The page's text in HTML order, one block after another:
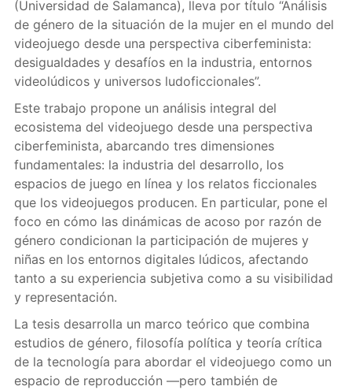
(Universidad de Salamanca), lleva por título “Análisis
de género de la situación de la mujer en el mundo del
videojuego desde una perspectiva ciberfeminista:
desigualdades y desafíos en la industria, entornos
videolúdicos y universos ludoficcionales”.
Este trabajo propone un análisis integral del
ecosistema del videojuego desde una perspectiva
ciberfeminista, abarcando tres dimensiones
fundamentales: la industria del desarrollo, los
espacios de juego en línea y los relatos ficcionales
que los videojuegos producen. En particular, pone el
foco en cómo las dinámicas de acoso por razón de
género condicionan la participación de mujeres y
niñas en los entornos digitales lúdicos, afectando
tanto a su experiencia subjetiva como a su visibilidad
y representación.
La tesis desarrolla un marco teórico que combina
estudios de género, filosofía política y teoría crítica
de la tecnología para abordar el videojuego como un
espacio de reproducción —pero también de